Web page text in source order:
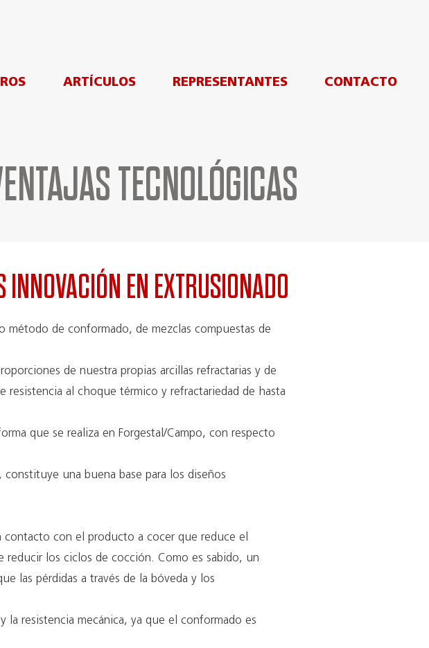
ARTÍCULOS REPRESENTANTES CONTACTO
TECNOLÓGICAS
INNOVACIÓN EN EXTRUSIONADO
método de conformado, de mezclas compuestas de
de nuestra propias arcillas refractarias y de
resistencia al choque térmico y refractariedad de hasta
que se realiza en Forgestal/Campo, con respecto
una buena base para los diseños
contacto con el producto a cocer que reduce el
los ciclos de cocción. Como es sabido, un
las pérdidas a través de la bóveda y los
la resistencia mecánica, ya que el conformado es